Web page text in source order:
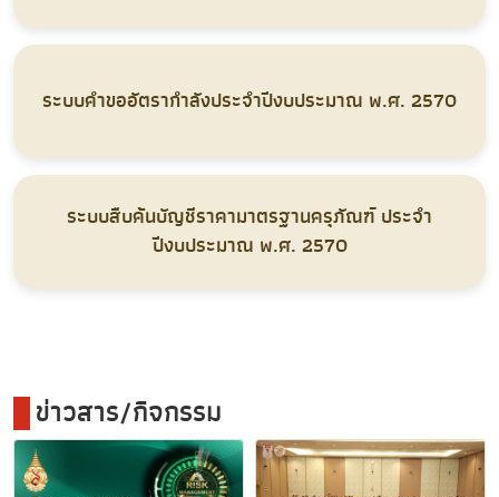
ระบบคำขออัตรากำลังประจำปีงบประมาณ พ.ศ. 2570
ระบบสืบค้นบัญชีราคามาตรฐานครุภัณฑ์ ประจำ
ปีงบประมาณ พ.ศ. 2570
ข่าวสาร/กิจกรรม